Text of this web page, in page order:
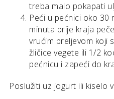
treba malo pokapati
Peći u pećnici oko
minuta prije kraja
vrućim preljevom koji
žličice vegete ili 1/2
pećnicu i zapeći do
Poslužiti uz jogurt ili kiselo